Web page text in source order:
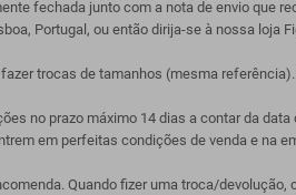
fechada junto com a nota de envio que
Portugal, ou então dirija-se à nossa loja
trocas de tamanhos (mesma
no prazo máximo 14 dias a contar da
em perfeitas condições de venda e na
Quando fizer uma troca/